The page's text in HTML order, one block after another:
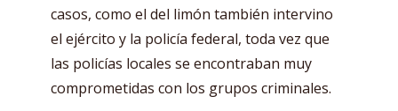
casos, como el del limón también intervino
el ejército y la policía federal, toda vez que
las policías locales se encontraban muy
comprometidas con los grupos criminales.